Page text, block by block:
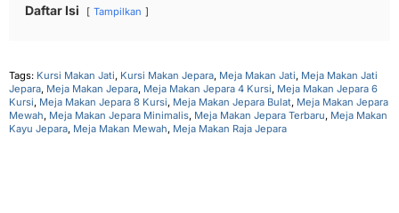
Daftar Isi Tampilkan
Tags: Kursi Makan Jati, Kursi Makan Jepara, Meja Makan Jati, Meja Makan Jati
Jepara, Meja Makan Jepara, Meja Makan Jepara 4 Kursi, Meja Makan Jepara 6
Kursi, Meja Makan Jepara 8 Kursi, Meja Makan Jepara Bulat, Meja Makan Jepara
Mewah, Meja Makan Jepara Minimalis, Meja Makan Jepara Terbaru, Meja Makan
Kayu Jepara, Meja Makan Mewah, Meja Makan Raja Jepara